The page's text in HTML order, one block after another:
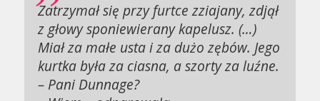
Zatrzymał się przy furtce zziajany, zdjął
z głowy sponiewierany kapelusz. (…)
Miał za małe usta i za dużo zębów. Jego
kurtka była za ciasna, a szorty za luźne.
– Pani Dunnage?